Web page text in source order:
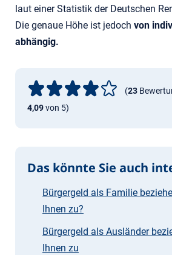
laut einer Statistik der Deutschen
Die genaue Höhe ist jedoch von
abhängig.
(23
4,09von 5)
Das könnte Sie auch
Bürgergeld als Familie
Ihnen zu?
Bürgergeld als Ausländer
Ihnen zu